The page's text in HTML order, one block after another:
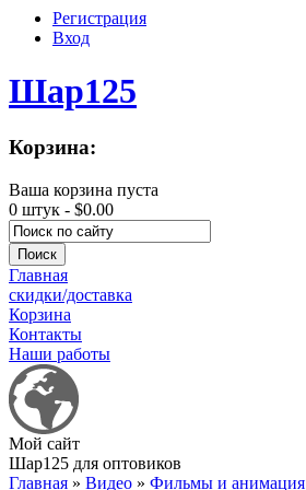
Регистрация
Вход
Шар125
Корзина:
Ваша корзина пуста
0 штук - $0.00
Главная
скидки/доставка
Корзина
Контакты
Наши работы
Мой сайт
Шар125 для оптовиков
Главная » Видео » Фильмы и анимация